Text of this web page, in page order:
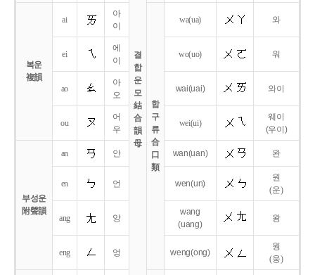
결
합
운
모
結
合
韻
母
복운
複韻
ai
아
이
합
구
류
合
口
類
wa(ua) 와
ei
에
이
wo(uo) 워
ao
아
오
wai(uai) 와이
ou
어
우
wei(ui)
웨이
(우이)
부성운
附聲韻
an 안 wan(uan) 완
en 언 wen(un)
원
(운)
ang 앙
wang
(uang)
왕
eng 엉 weng(ong)
웡
(웅)